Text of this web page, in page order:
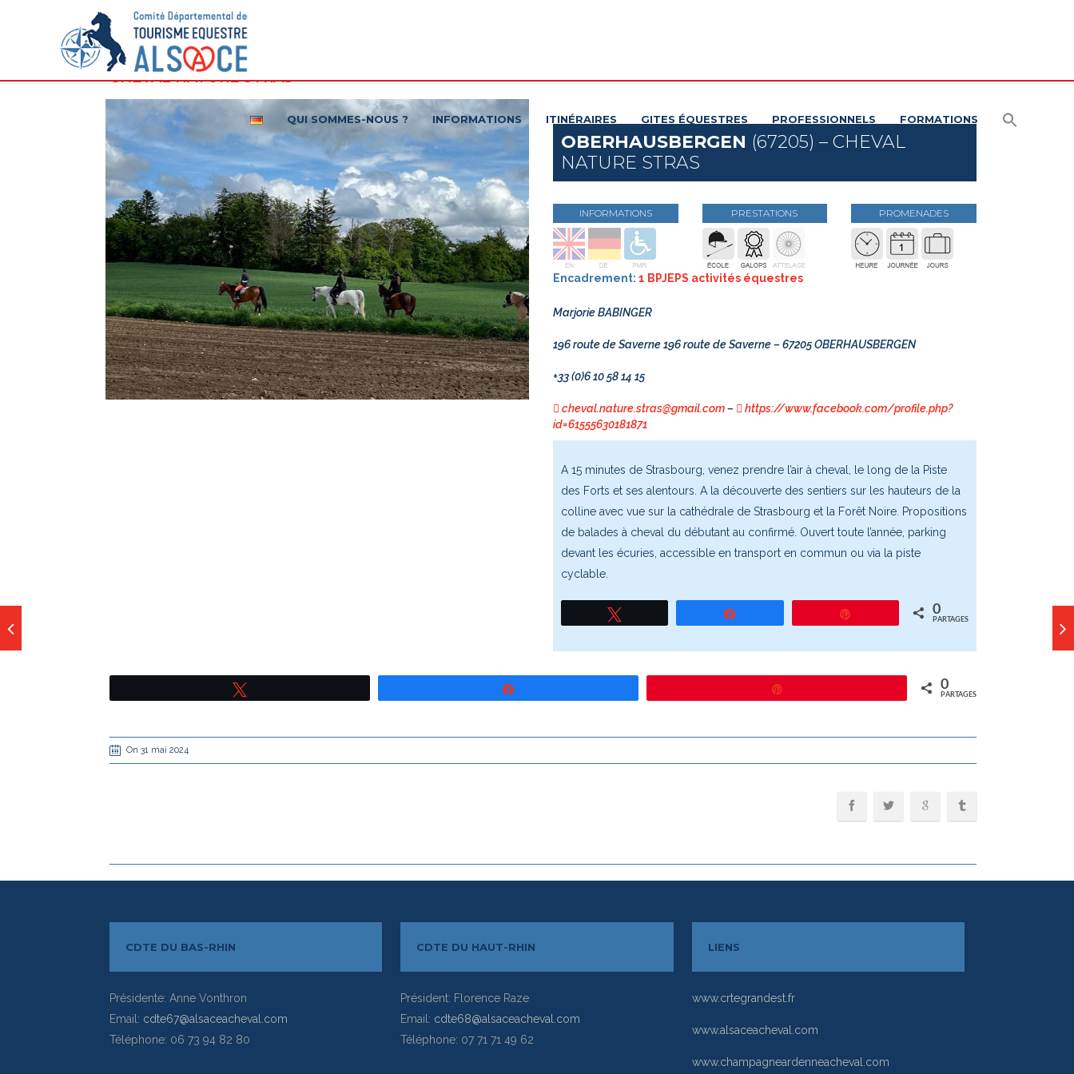
QUI SOMMES-NOUS ? INFORMATIONS ITINÉRAIRES GITES ÉQUESTRES PROFESSIONNELS FORMATIONS
CHEVAL NATURE STRAS
OBERHAUSBERGEN (67205) – CHEVAL
NATURE STRAS
INFORMATIONS PRESTATIONS PROMENADES
Encadrement: 1 BPJEPS activités équestres
Marjorie BABINGER
196 route de Saverne 196 route de Saverne – 67205 OBERHAUSBERGEN
+33 (0)6 10 58 14 15
cheval.nature.stras@gmail.com–
https://www.facebook.com/profile.php?
id=61555630181871
A 15 minutes de Strasbourg, venez prendre l’air à cheval, le long de la Piste
des Forts et ses alentours. A la découverte des sentiers sur les hauteurs de la
colline avec vue sur la cathédrale de Strasbourg et la Forêt Noire. Propositions
de balades à cheval du débutant au confirmé. Ouvert toute l’année, parking
devant les écuries, accessible en transport en commun ou via la piste
cyclable.
0
PARTAGES
0
PARTAGES
On 31 mai 2024
CDTE DU BAS-RHIN
Présidente: Anne Vonthron
Email: cdte67@alsaceacheval.com
Téléphone: 06 73 94 82 80
CDTE DU HAUT-RHIN
Président: Florence Raze
Email: cdte68@alsaceacheval.com
Téléphone: 07 71 71 49 62
LIENS
www.crtegrandest.fr
www.alsaceacheval.com
www.champagneardenneacheval.com